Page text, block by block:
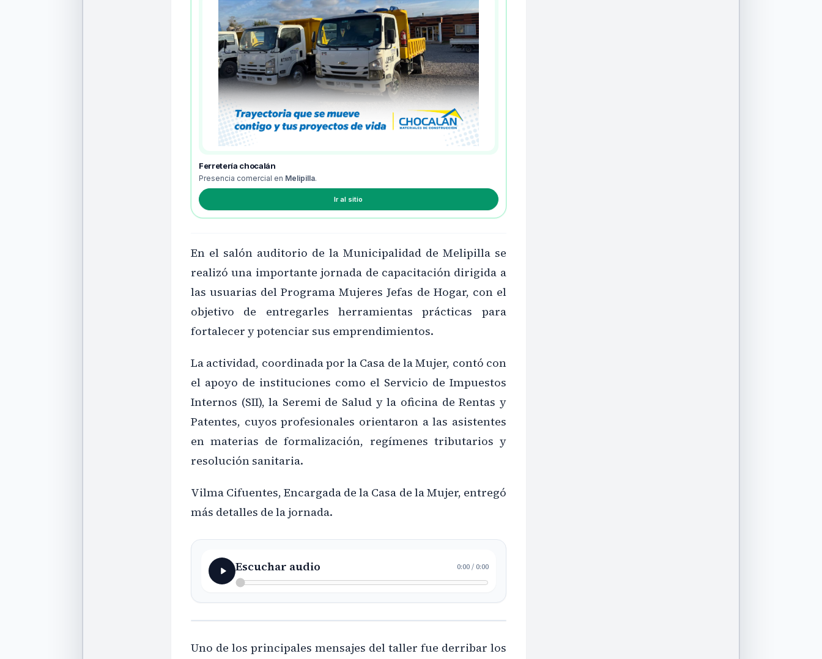
Ferretería chocalán
Presencia comercial en Melipilla.
Ir al sitio
En el salón auditorio de la Municipalidad de Melipilla se
realizó una importante jornada de capacitación dirigida a
las usuarias del Programa Mujeres Jefas de Hogar, con el
objetivo de entregarles herramientas prácticas para
fortalecer y potenciar sus emprendimientos.
La actividad, coordinada por la Casa de la Mujer, contó con
el apoyo de instituciones como el Servicio de Impuestos
Internos (SII), la Seremi de Salud y la oficina de Rentas y
Patentes, cuyos profesionales orientaron a las asistentes
en materias de formalización, regímenes tributarios y
resolución sanitaria.
Vilma Cifuentes, Encargada de la Casa de la Mujer, entregó
más detalles de la jornada.
Escuchar audio 0:00/0:00
Uno de los principales mensajes del taller fue derribar los